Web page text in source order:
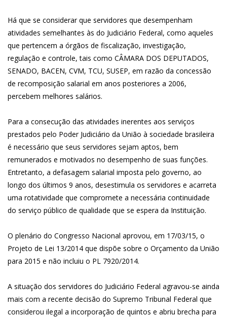
Há que se considerar que servidores que desempenham
atividades semelhantes às do Judiciário Federal, como aqueles
que pertencem a órgãos de fiscalização, investigação,
regulação e controle, tais como CÂMARA DOS DEPUTADOS,
SENADO, BACEN, CVM, TCU, SUSEP, em razão da concessão
de recomposição salarial em anos posteriores a 2006,
percebem melhores salários.
Para a consecução das atividades inerentes aos serviços
prestados pelo Poder Judiciário da União à sociedade brasileira
é necessário que seus servidores sejam aptos, bem
remunerados e motivados no desempenho de suas funções.
Entretanto, a defasagem salarial imposta pelo governo, ao
longo dos últimos 9 anos, desestimula os servidores e acarreta
uma rotatividade que compromete a necessária continuidade
do serviço público de qualidade que se espera da Instituição.
O plenário do Congresso Nacional aprovou, em 17/03/15, o
Projeto de Lei 13/2014 que dispõe sobre o Orçamento da União
para 2015 e não incluiu o PL 7920/2014.
A situação dos servidores do Judiciário Federal agravou-se ainda
mais com a recente decisão do Supremo Tribunal Federal que
considerou ilegal a incorporação de quintos e abriu brecha para